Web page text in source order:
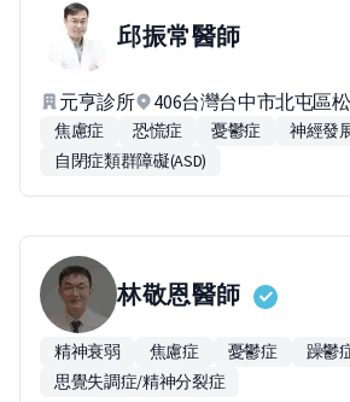
邱振常醫師
元亨診所 406台灣台中市北屯區
焦慮症 恐慌症 憂鬱症
神經發
自閉症類群障礙(ASD)
林敬恩醫師
精神衰弱 焦慮症 憂鬱症
躁鬱
思覺失調症/精神分裂症